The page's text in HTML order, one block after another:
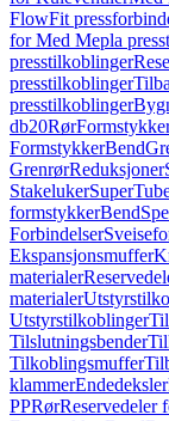
FlowFit
for Med Mepla
presstilkoblinger
presstilkoblinger
presstilkoblinger
db20Rør
FormstykkerBend
GrenrørReduksjoner
Stakeluker
formstykkerBend
Forbindelser
Ekspansjonsmuffer
materialer
materialer
Utstyrstilkoblinger
Tilslutningsbender
Tilkoblingsmuffer
klammerEndedeksler
PPRørReservedeler